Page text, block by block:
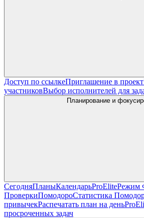
Доступ по ссылкеПриглашение в проект
участниковВыбор исполнителей для
Планирование и
СегодняПланыКалендарьProEliteРежим
ПроверкиПомодороСтатистика
привычекРаспечатать план на деньPro
просроченных задач